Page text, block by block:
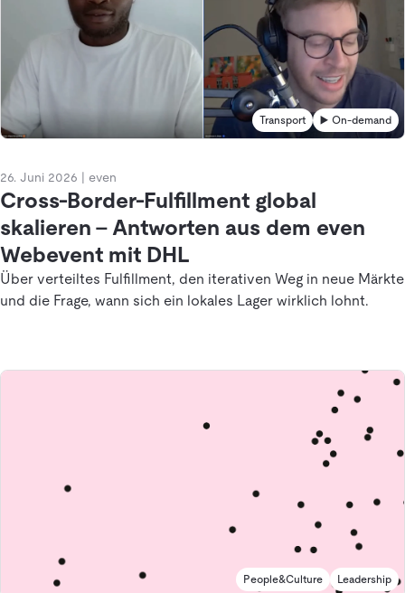
Transport ▶️ On-demand
26. Juni 2026 even
Cross-Border-Fulfillment global
skalieren – Antworten aus dem even
Webevent mit DHL
Über verteiltes Fulfillment, den iterativen Weg in neue Märkte
und die Frage, wann sich ein lokales Lager wirklich lohnt.
People&Culture Leadership